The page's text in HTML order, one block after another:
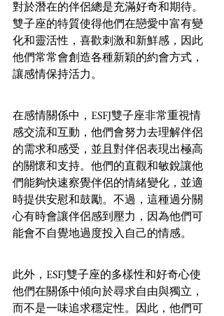
對於潛在的伴侶總是充滿好奇和期待。
雙子座的特質使得他們在戀愛中富有變
化和靈活性，喜歡刺激和新鮮感，因此
他們常常會創造各種新穎的約會方式，
讓感情保持活力。
在感情關係中，ESFJ雙子座非常重視情
感交流和互動，他們會努力去理解伴侶
的需求和感受，並且對伴侶表現出極高
的關懷和支持。他們的直觀和敏銳讓他
們能夠快速察覺伴侶的情緒變化，並適
時提供安慰和鼓勵。不過，這種過分關
心有時會讓伴侶感到壓力，因為他們可
能會不自覺地過度投入自己的情感。
此外，ESFJ雙子座的多樣性和好奇心使
他們在關係中傾向於尋求自由與獨立，
而不是一味追求穩定性。因此，他們可